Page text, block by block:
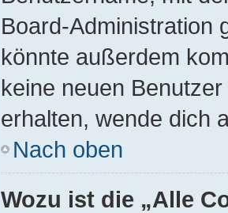
Board-Administration
könnte außerdem
keine neuen
erhalten, wende dich
Nach oben
Wozu ist die „Alle